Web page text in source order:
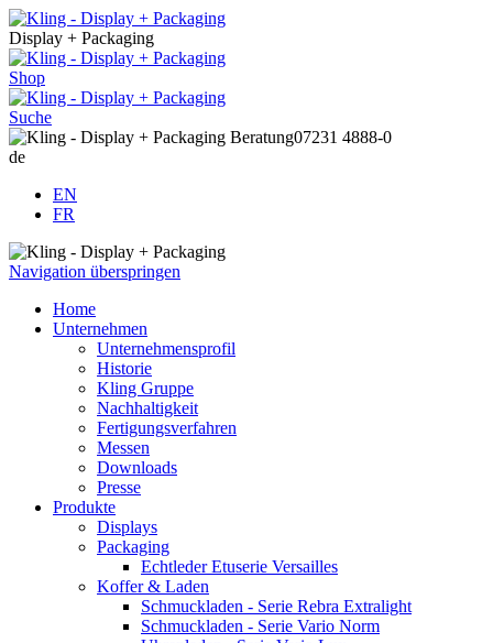
Display + Packaging
Shop
Suche
Beratung07231 4888-0
de
EN
FR
Navigation überspringen
Home
Unternehmen
Unternehmensprofil
Historie
Kling Gruppe
Nachhaltigkeit
Fertigungsverfahren
Messen
Downloads
Presse
Produkte
Displays
Packaging
Echtleder Etuserie Versailles
Koffer & Laden
Schmuckladen - Serie Rebra Extralight
Schmuckladen - Serie Vario Norm